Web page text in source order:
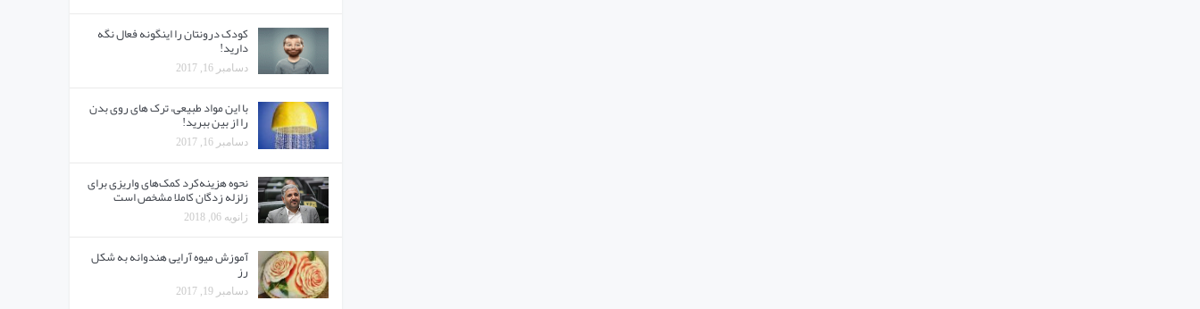
کودک درونتان را اینگونه فعال نگه
دارید!
دسامبر 16, 2017
با این مواد طبیعی، ترک های روی بدن
را از بین ببرید!
دسامبر 16, 2017
نحوه هزینه‌کرد کمک‌های واریزی برای
زلزله زدگان کاملا مشخص است
ژانویه 06, 2018
آموزش میوه آرایی هندوانه به شکل
رز
دسامبر 19, 2017